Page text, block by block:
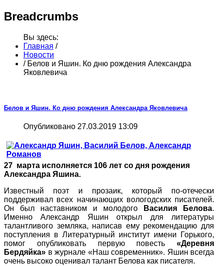
Breadcrumbs
Вы здесь:
Главная /
Новости
/ Белов и Яшин. Ко дню рождения Александра
Яковлевича
Белов и Яшин. Ко дню рождения Александра Яковлевича
Опубликовано 27.03.2019 13:09
27 марта исполняется 106 лет со дня рождения
Александра Яшина.
Известный поэт и прозаик, который по-отечески
поддерживал всех начинающих вологодских писателей.
Он был наставником и молодого
Василия Белова.
Именно Александр Яшин открыл для литературы
талантливого земляка, написав ему рекомендацию для
поступления в Литературный институт имени Горького,
помог опубликовать первую повесть «Деревня
Бердяйка» в журнале «Наш современник». Яшин всегда
очень высоко оценивал талант Белова как писателя.